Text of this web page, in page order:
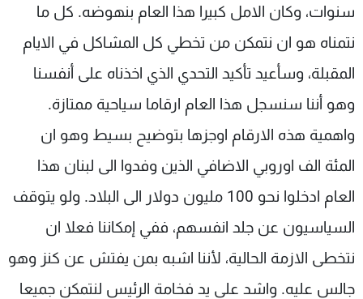
سنوات، وكان الامل كبيرا هذا العام بنهوضه. كل ما
نتمناه هو ان نتمكن من تخطي كل المشاكل في الايام
المقبلة، وسأعيد تأكيد التحدي الذي اخذناه على أنفسنا
وهو أننا سنسجل هذا العام ارقاما سياحية ممتازة.
واهمية هذه الارقام اوجزها بتوضيح بسيط وهو ان
المئة الف اوروبي الاضافي الذين وفدوا الى لبنان هذا
العام ادخلوا نحو 100 مليون دولار الى البلاد. ولو يتوقف
السياسيون عن جلد انفسهم، ففي إمكاننا فعلا ان
نتخطى الازمة الحالية، لأننا اشبه بمن يفتش عن كنز وهو
جالس عليه. واشد على يد فخامة الرئيس لنتمكن جميعا